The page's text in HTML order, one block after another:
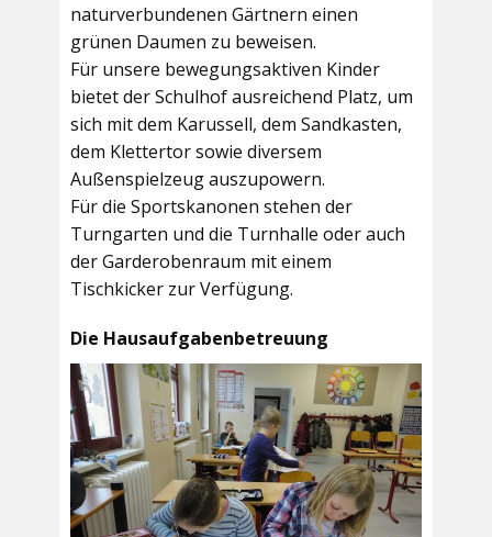
naturverbundenen Gärtnern einen
grünen Daumen zu beweisen.
Für unsere bewegungsaktiven Kinder
bietet derSchulhofausreichend Platz, um
sich mit dem Karussell, dem Sandkasten,
dem Klettertor sowie diversem
Außenspielzeug auszupowern.
Für die Sportskanonen stehen der
Turngarten und die Turnhalle oder auch
derGarderobenraum mit einem
Tischkicker zur Verfügung.
Die Hausaufgabenbetreuung